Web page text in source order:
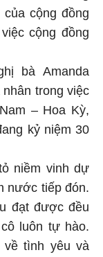
cộng đồng
cộng đồng
bà Amanda
trong việc
– Hoa Kỳ,
kỷ niệm 30
niềm vinh dự
nước tiếp đón.
đạt được đều
luôn tự hào.
tình yêu và